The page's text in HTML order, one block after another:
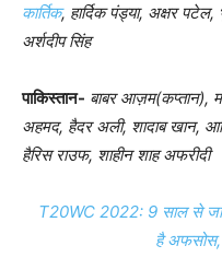
कार्तिक, हार्दिक पंड्या, अक्षर
अर्शदीप सिंह
पाकिस्तान- बाबर आज़म(कप्तान),
अहमद, हैदर अली, शादाब खान,
हैरिस राउफ, शाहीन शाह अफरीदी
T20WC 2022: 9 साल से
है अफसोस,